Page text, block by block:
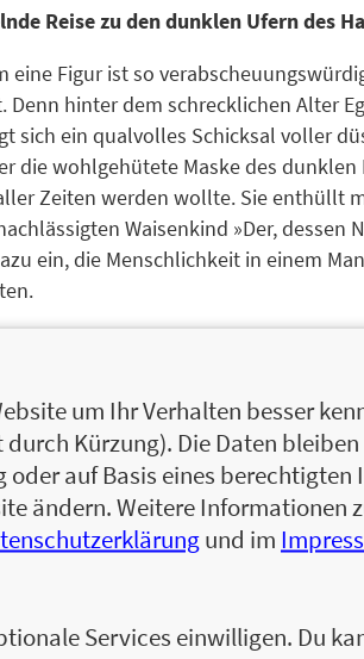
Reise zu den dunklen Ufern des
eine Figur ist so
Denn hinter dem schrecklichen Alter
sich ein qualvolles Schicksal voller
die wohlgehütete Maske des
Zeiten werden wollte. Sie enthüllt
Waisenkind »Der, dessen
ein, die Menschlichkeit in einem
Beecher ist Autorin, Illustratorin,
desHarry-Potter-Podcasts
der Zaubererwelt,
nur so gut wie ihre Antagonisten.
Grace Candido-Beecher
um Ihr Verhalten besser
Kürzung). Die Daten
auf Basis eines berechtigten
ändern. Weitere Informationen
und im
Services einwilligen. Du